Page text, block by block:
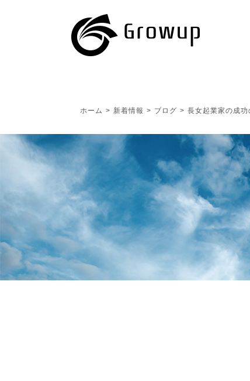
ホーム > 新着情報 > ブログ > 長女起業家の成